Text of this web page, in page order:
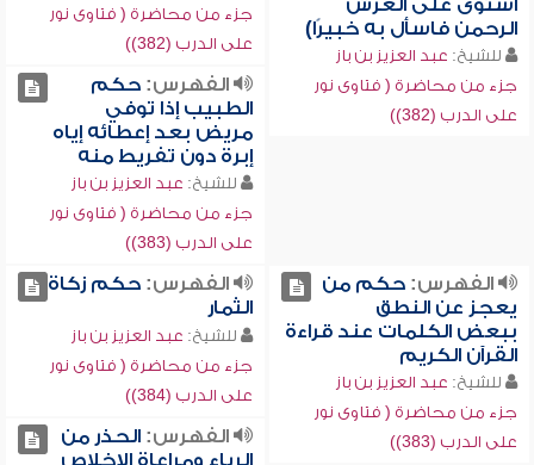
استوى على العرش
الرحمن فاسأل به خبيرًا)
للشيخ: عبد العزيز بن باز
جزء من محاضرة ( فتاوى نور
على الدرب (382))
جزء من محاضرة ( فتاوى نور
على الدرب (382))
الفهرس:حكم
الطبيب إذا توفي
مريض بعد إعطائه إياه
إبرة دون تفريط منه
للشيخ: عبد العزيز بن باز
جزء من محاضرة ( فتاوى نور
على الدرب (383))
الفهرس:حكم من
يعجز عن النطق
ببعض الكلمات عند قراءة
القرآن الكريم
للشيخ: عبد العزيز بن باز
جزء من محاضرة ( فتاوى نور
على الدرب (383))
الفهرس:حكم زكاة
الثمار
للشيخ: عبد العزيز بن باز
جزء من محاضرة ( فتاوى نور
على الدرب (384))
الفهرس:الحذر من
الرياء ومراعاة الإخلاص